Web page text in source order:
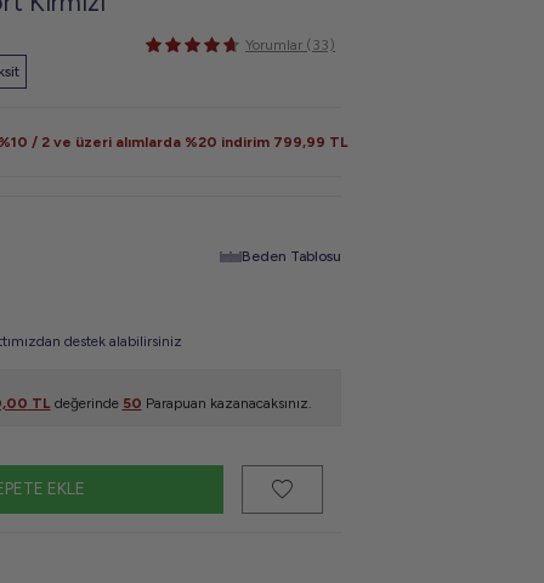
Yorumlar (33)
/ 2 ve üzeri alımlarda %20 indirim 799,99 TL
Beden Tablosu
destek alabilirsiniz
TLdeğerinde 50 Parapuan kazanacaksınız.
EKLE